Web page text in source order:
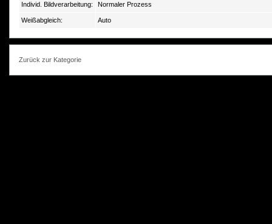
Individ. Bildverarbeitung: Normaler Prozess
Weißabgleich: Auto
Zurück zur Kategorie